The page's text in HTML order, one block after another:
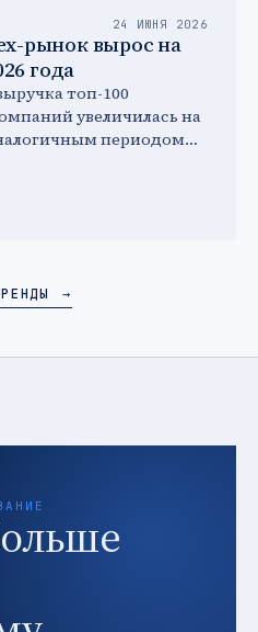
24 ИЮНЯ 2026
рынок вырос на
года
топ-100
увеличилась на
периодом
→